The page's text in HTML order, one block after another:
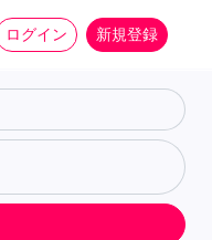
ログイン 新規登録